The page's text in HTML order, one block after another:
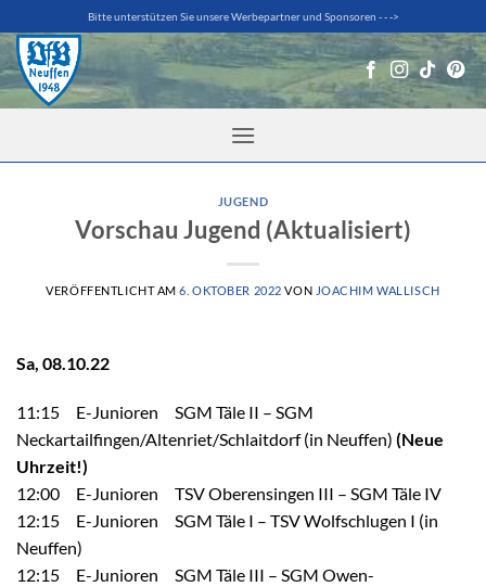
Inhalt
springen
Bitte unterstützen Sie unsere Werbepartner und Sponsoren - - ->
JUGEND
Vorschau Jugend (Aktualisiert)
VERÖFFENTLICHT AM6. OKTOBER 2022 VON JOACHIM WALLISCH
Sa, 08.10.22
11:15 E-Junioren SGM Täle II – SGM
Neckartailfingen/Altenriet/Schlaitdorf (in Neuffen) (Neue
Uhrzeit!)
12:00 E-Junioren TSV Oberensingen III – SGM Täle IV
12:15 E-Junioren SGM Täle I – TSV Wolfschlugen I (in
Neuffen)
12:15 E-Junioren SGM Täle III – SGM Owen-